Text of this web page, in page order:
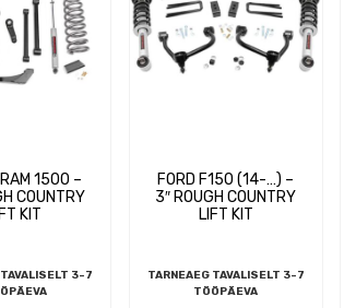
RAM 1500 –
COUNTRY
KIT
TAVALISELT 3-7
FORD F150 (14-…) –
3″ ROUGH COUNTRY
LIFT KIT
TARNEAEG TAVALISELT 3-7
TÖÖPÄEVA